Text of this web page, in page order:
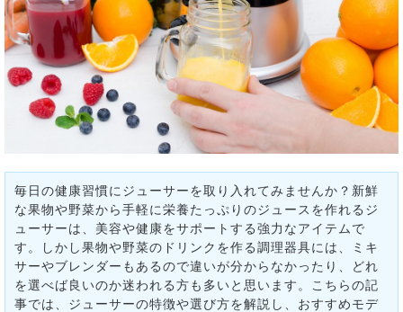
毎日の健康習慣にジューサーを取り入れてみませんか？新鮮
な果物や野菜から手軽に栄養たっぷりのジュースを作れるジ
ューサーは、美容や健康をサポートする強力なアイテムで
す。しかし果物や野菜のドリンクを作る調理器具には、ミキ
サーやブレンダーもあるので違いが分からなかったり、どれ
を選べば良いのか迷われる方も多いと思います。こちらの記
事では、ジューサーの特徴や選び方を解説し、おすすめモデ